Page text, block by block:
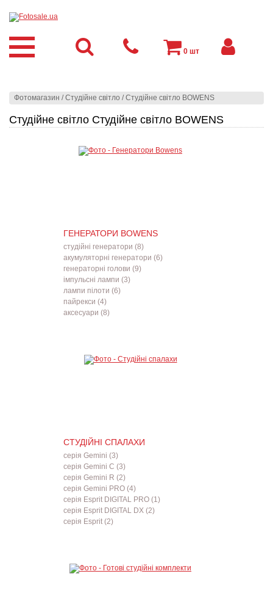
Фотомагазин /Студійне світло /Студійне світло BOWENS
Студійне світло Студійне світло BOWENS
ГЕНЕРАТОРИ BOWENS
студійні генератори (8)
акумуляторні генератори (6)
генераторні голови (9)
імпульсні лампи (3)
лампи пілоти (6)
пайрекси (4)
аксесуари (8)
СТУДІЙНІ СПАЛАХИ
серія Gemini (3)
серія Gemini C (3)
серія Gemini R (2)
серія Gemini PRO (4)
серія Esprit DIGITAL PRO (1)
серія Esprit DIGITAL DX (2)
серія Esprit (2)
0 шт